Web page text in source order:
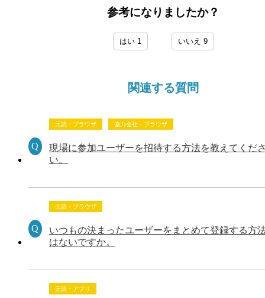
参考になりましたか？
はい 1 いいえ 9
関連する質問
元請・ブラウザ 協力会社・ブラウザ
現場に参加ユーザーを招待する方法を教えてくだ
い。
元請・ブラウザ
いつもの決まったユーザーをまとめて登録する方
はないですか。
元請・アプリ